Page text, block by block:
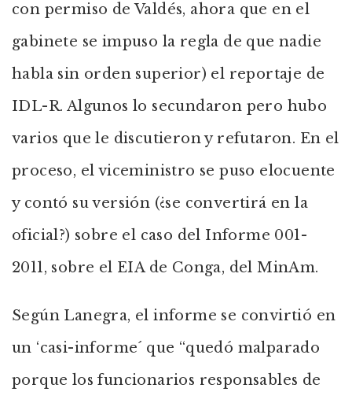
con permiso de Valdés, ahora que en el
gabinete se impuso la regla de que nadie
habla sin orden superior) el reportaje de
IDL-R. Algunos lo secundaron pero hubo
varios que le discutieron y refutaron. En el
proceso, el viceministro se puso elocuente
y contó su versión (¿se convertirá en la
oficial?) sobre el caso del Informe 001-
2011, sobre el EIA de Conga, del MinAm.
Según Lanegra, el informe se convirtió en
un ‘casi-informe´ que “quedó malparado
porque los funcionarios responsables de